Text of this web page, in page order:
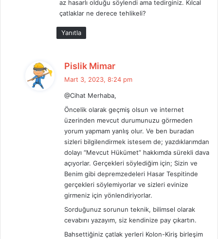
az hasarlı olduğu söylendi ama tedirginiz. Kılcal
çatlaklar ne derece tehlikeli?
Yanıtla
Pislik Mimar
i
k
i
:
Mart 3, 2023, 8:24 pm
@Cihat Merhaba,
Öncelik olarak geçmiş olsun ve internet
üzerinden mevcut durumunuzu görmeden
yorum yapmam yanlış olur. Ve ben buradan
sizleri bilgilendirmek istesem de; yazdıklarımdan
dolayı “Mevcut Hükümet” hakkımda sürekli dava
açıyorlar. Gerçekleri söylediğim için; Sizin ve
Benim gibi depremzedeleri Hasar Tespitinde
gerçekleri söylemiyorlar ve sizleri evinize
girmeniz için yönlendiriyorlar.
Sorduğunuz sorunun teknik, bilimsel olarak
cevabını yazayım, siz kendinize pay çıkartın.
Bahsettiğiniz çatlak yerleri Kolon-Kiriş birleşim